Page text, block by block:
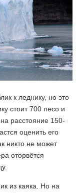
к леднику, но это
стоит 700 песо и
расстояние 150-
оценить его
никто не может
оторвётся
из каяка. Но на